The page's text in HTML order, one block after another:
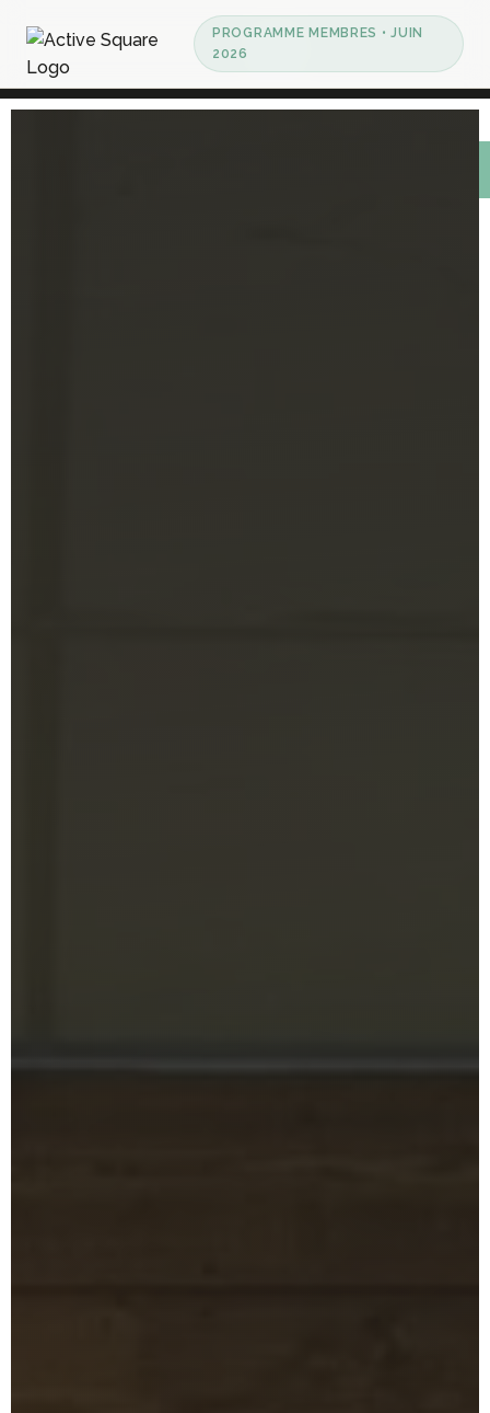
PROGRAMME MEMBRES • JUIN
2026